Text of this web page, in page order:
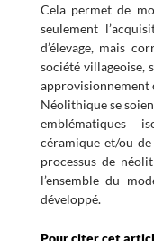
Cela permet de
seulement
d’élevage, mais
société villageoise,
approvisionnement
Néolithique se
emblématiques
céramique et/ou
processus de
l’ensemble du
développé.
Pour citer cet